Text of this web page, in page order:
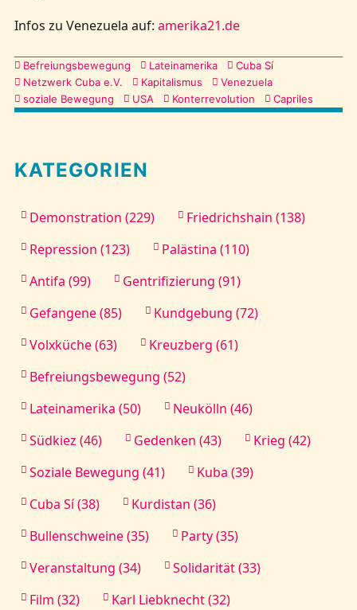
Infos zu Venezuela auf: amerika21.de
Kategorien
Befreiungsbewegung Lateinamerika
Cuba Sí
Netzwerk Cuba e.V.
Kapitalismus
Venezuela
soziale Bewegung
USA Konterrevolution Capriles
KATEGORIEN
Demonstration (229)
Friedrichshain (138)
Repression (123)
Palästina (110)
Antifa (99)
Gentrifizierung (91)
Gefangene (85)
Kundgebung (72)
Volxküche (63)
Kreuzberg (61)
Befreiungsbewegung (52)
Lateinamerika (50)
Neukölln (46)
Südkiez (46)
Gedenken (43)
Krieg (42)
Soziale Bewegung (41)
Kuba (39)
Cuba Sí (38)
Kurdistan (36)
Bullenschweine (35)
Party (35)
Veranstaltung (34)
Solidarität (33)
Film (32)
Karl Liebknecht (32)